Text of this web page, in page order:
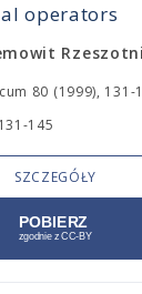
operators
80 (1999), 131-
145
SZCZEGÓŁY